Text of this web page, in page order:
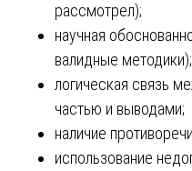
рассмотрел);
научная
валидные методики);
логическая связь
частью и выводами;
наличие
использование